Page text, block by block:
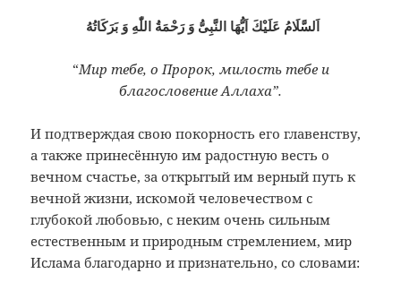
اَلسَّلَامُ عَلَيْكَ اَيُّهَا النَّبِىُّ وَ رَحْمَةُ اللّٰهِ وَ بَرَكَاتُهُ
“Мир тебе, о Пророк, милость тебе и
благословение Аллаха”.
И подтверждая свою покорность его главенству,
а также принесённую им радостную весть о
вечном счастье, за открытый им верный путь к
вечной жизни, искомой человечеством с
глубокой любовью, с неким очень сильным
естественным и природным стремлением, мир
Ислама благодарно и признательно, со словами: